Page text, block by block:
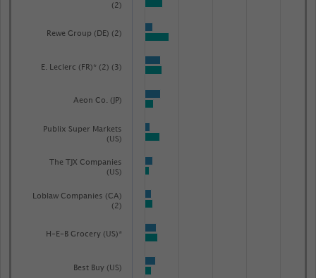
(2)
Rewe Group (DE) (2)
E. Leclerc (FR)* (2) (3)
Aeon Co. (JP)
Publix Super Markets
(US)
The TJX Companies
(US)
Loblaw Companies (CA)
(2)
H-E-B Grocery (US)*
Best Buy (US)